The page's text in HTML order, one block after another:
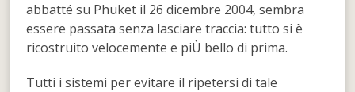
abbatté su Phuket il 26 dicembre 2004, sembra
essere passata senza lasciare traccia: tutto si è
ricostruito velocemente e piÙ bello di prima.
Tutti i sistemi per evitare il ripetersi di tale